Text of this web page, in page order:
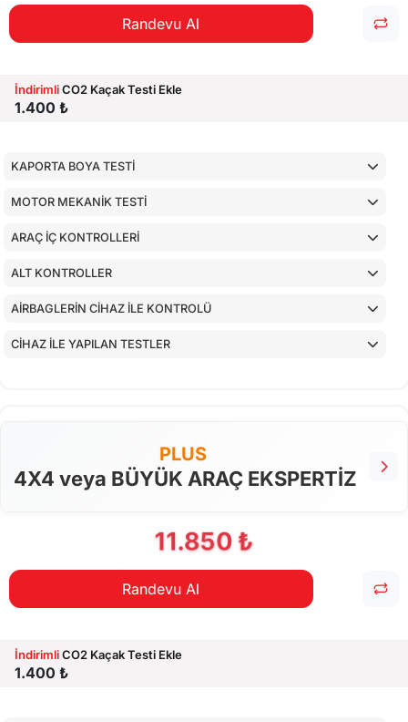
Randevu Al
İndirimliCO2 Kaçak Testi Ekle
1.400 ₺
KAPORTA BOYA TESTİ
MOTOR MEKANİK TESTİ
ARAÇ İÇ KONTROLLERİ
ALT KONTROLLER
AİRBAGLERİN CİHAZ İLE KONTROLÜ
CİHAZ İLE YAPILAN TESTLER
PLUS
4X4 veya BÜYÜK ARAÇ EKSPERTİZ
11.850 ₺
Randevu Al
İndirimliCO2 Kaçak Testi Ekle
1.400 ₺